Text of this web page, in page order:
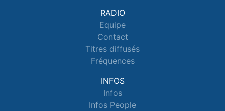
RADIO
Equipe
Contact
Titres diffusés
Fréquences
INFOS
Infos
Infos People